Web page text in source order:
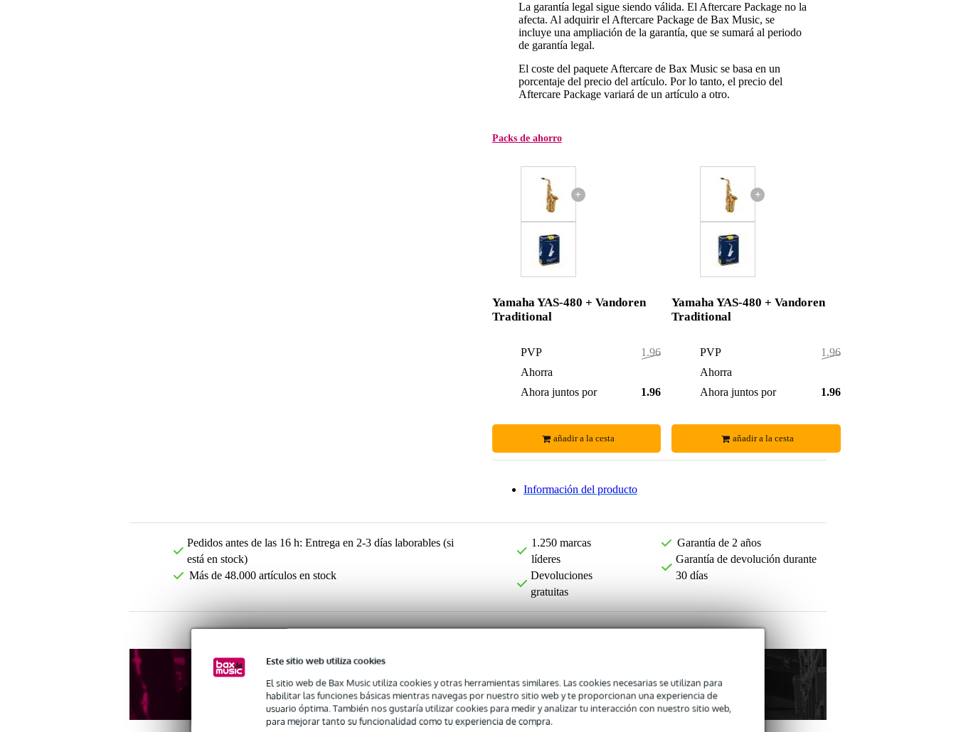
Este sitio web utiliza cookies
El sitio web de Bax Music utiliza cookies y otras herramientas similares. Las cookies necesarias se utilizan para
habilitar las funciones básicas mientras navegas por nuestro sitio web y te proporcionan una experiencia de
usuario óptima. También nos gustaría utilizar cookies para medir y analizar tu interacción con nuestro sitio web,
para mejorar tanto su funcionalidad como tu experiencia de compra.
La garantía legal sigue siendo válida. El Aftercare Package no la
afecta. Al adquirir el Aftercare Package de Bax Music, se
incluye una ampliación de la garantía, que se sumará al periodo
de garantía legal.
El coste del paquete Aftercare de Bax Music se basa en un
porcentaje del precio del artículo. Por lo tanto, el precio del
Aftercare Package variará de un artículo a otro.
Packs de ahorro
+
Yamaha YAS-480 + Vandoren
Traditional
PVP
1.967,00 €
Ahorra
Ahora juntos por
1.966,00 €
añadir a la cesta
+
Yamaha YAS-480 + Vandoren
Traditional
PVP
1.967,00 €
Ahorra
Ahora juntos por
1.966,00 €
añadir a la cesta
Información del producto
Pedidos antes de las 16 h: Entrega en 2-3 días laborables (si
está en stock)
Más de 48.000 artículos en stock
1.250 marcas
líderes
Devoluciones
gratuitas
Garantía de 2 años
Garantía de devolución durante
30 días